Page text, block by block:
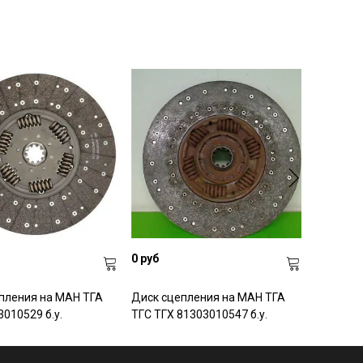
на МАН ТГА
б.у.
0 руб
Диск сцепления на МАН ТГА
ТГС ТГХ 81303010547 б.у.